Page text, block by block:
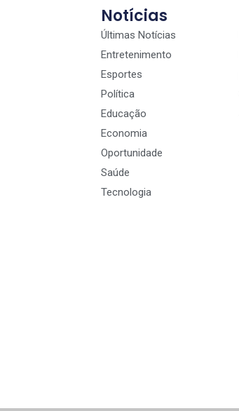
Notícias
Últimas Notícias
Entretenimento
Esportes
Política
Educação
Economia
Oportunidade
Saúde
Tecnologia